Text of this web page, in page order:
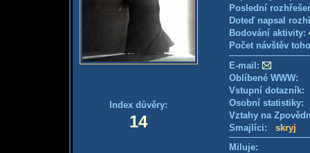
Index důvěry:
14
Poslední
Doteď napsal
Bodování aktivity:
Počet návštěv
E-mail:
Oblíbené WWW:
Vstupní
Osobní
Vztahy na
Smajlíci: skryj
Miluje: